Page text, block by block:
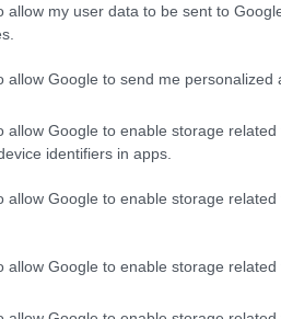
allow my user data to be sent to
allow Google to send me personalized
allow Google to enable storage
identifiers in apps.
allow Google to enable storage
allow Google to enable storage related
Adrien Beauduin
mozgáshoz való jogát.